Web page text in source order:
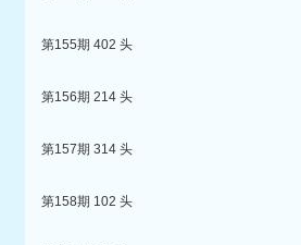
第155期 402 头
第156期 214 头
第157期 314 头
第158期 102 头